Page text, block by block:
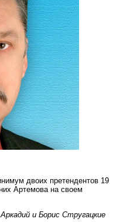
двоих претендентов 19
Артемова на своем
и Борис Стругацкие